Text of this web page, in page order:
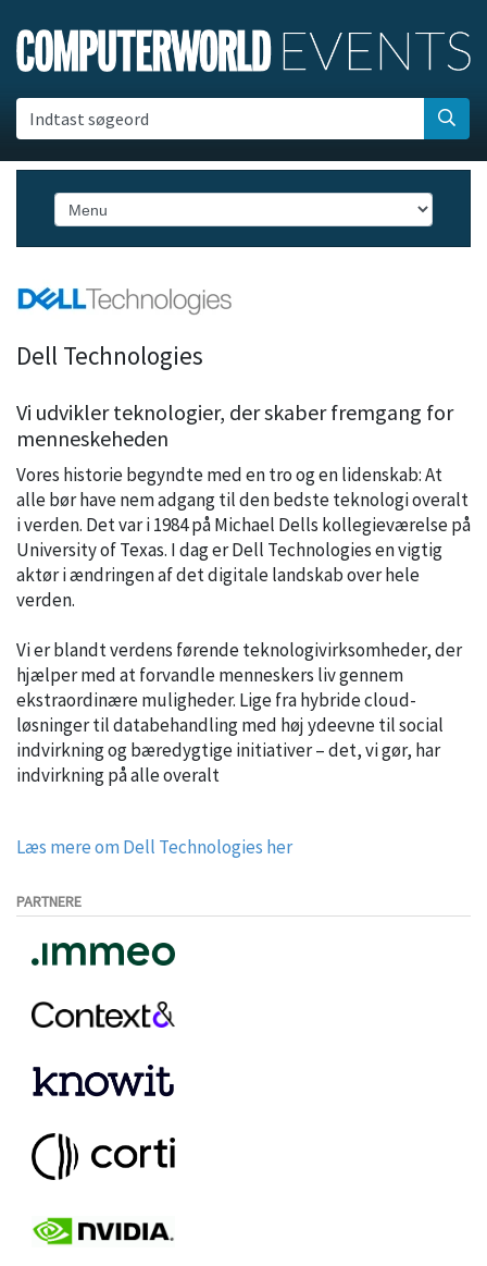
Indtast søgeord
Dell Technologies
Vi udvikler teknologier, der skaber fremgang for
menneskeheden
Vores historie begyndte med en tro og en lidenskab: At
alle bør have nem adgang til den bedste teknologi overalt
i verden. Det var i 1984 på Michael Dells kollegieværelse på
University of Texas. I dag er Dell Technologies en vigtig
aktør i ændringen af det digitale landskab over hele
verden.
Vi er blandt verdens førende teknologivirksomheder, der
hjælper med at forvandle menneskers liv gennem
ekstraordinære muligheder. Lige fra hybride cloud-
løsninger til databehandling med høj ydeevne til social
indvirkning og bæredygtige initiativer – det, vi gør, har
indvirkning på alle overalt
Læs mere om Dell Technologies her
PARTNERE